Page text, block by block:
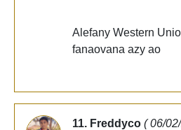
Alefany Western
fanaovana azy ao
11. Freddyco ( 06/